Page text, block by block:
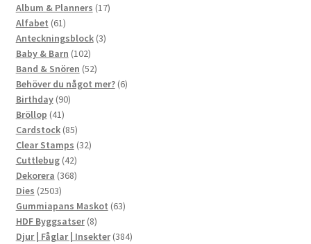
produkter
Album & Planners 1717
Alfabet 6161
produkter
Anteckningsblock 33
Baby & Barn 102102
produkter
Band & Snören 5252
produkter
Behöver du något mer? 66
Birthday 9090
Bröllop 4141
produkter
Cardstock 8585
produkter
Clear Stamps 3232
Cuttlebug 4242
produkter
Dekorera 368368
Dies 25032503
produkter
Gummiapans Maskot 6363
HDF Byggsatser 88
produkter
Djur | Fåglar | Insekter 384384